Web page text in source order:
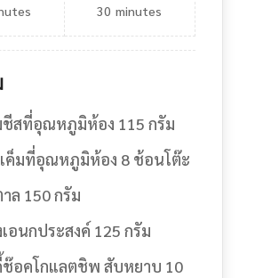
30 minutes
ชีสที่อุณหภูมิห้อง 115 กรัม
ค็มที่อุณหภูมิห้อง 8 ช้อนโต๊ะ
ล 150 กรัม
อนกประสงค์ 125 กรัม
ช๊อคโกแลตชิพ สับหยาบ 10